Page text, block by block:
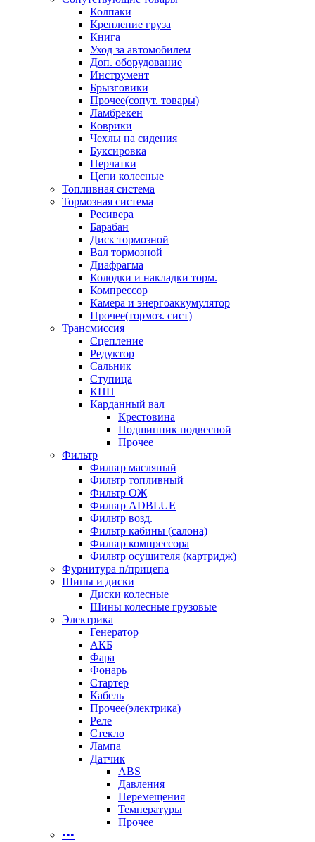
Колпаки
Крепление груза
Книга
Уход за автомобилем
Доп. оборудование
Инструмент
Брызговики
Прочее(сопут. товары)
Ламбрекен
Коврики
Чехлы на сидения
Буксировка
Перчатки
Цепи колесные
Топливная система
Тормозная система
Ресивера
Барабан
Диск тормозной
Вал тормозной
Диафрагма
Колодки и накладки торм.
Компрессор
Камера и энергоаккумулятор
Прочее(тормоз. сист)
Трансмиссия
Сцепление
Редуктор
Сальник
Ступица
КПП
Карданный вал
Крестовина
Подшипник подвесной
Прочее
Фильтр
Фильтр масляный
Фильтр топливный
Фильтр ОЖ
Фильтр ADBLUE
Фильтр возд.
Фильтр кабины (салона)
Фильтр компрессора
Фильтр осушителя (картридж)
Фурнитура п/прицепа
Шины и диски
Диски колесные
Шины колесные грузовые
Электрика
Генератор
АКБ
Фара
Фонарь
Стартер
Кабель
Прочее(электрика)
Реле
Стекло
Лампа
Датчик
ABS
Давления
Перемещения
Температуры
Прочее
•••